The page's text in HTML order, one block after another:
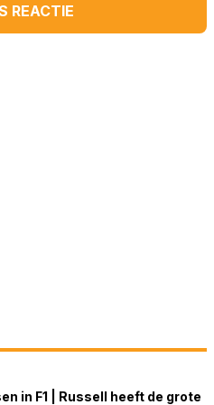
REACTIE
in F1 | Russell heeft de grote